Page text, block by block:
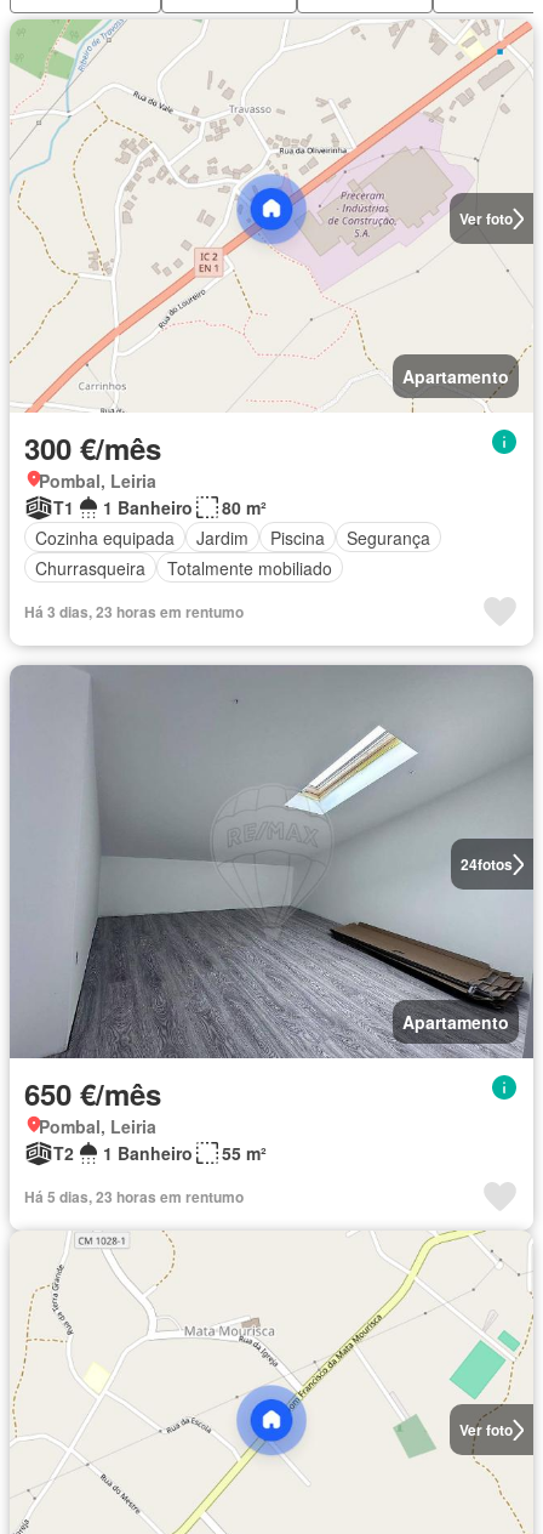
Ver foto
Apartamento
300 €/mês
Pombal, Leiria
T1
1 Banheiro
80 m²
Cozinha equipada
Jardim Piscina
Segurança
Churrasqueira
Totalmente mobiliado
Há 3 dias, 23 horas em rentumo
24fotos
Apartamento
650 €/mês
Pombal, Leiria
T2
1 Banheiro 55 m²
Há 5 dias, 23 horas em rentumo
Ver foto